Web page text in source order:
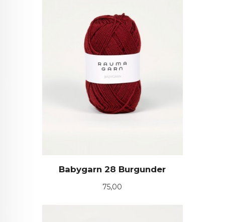
Babygarn 28 Burgunder
Pris
75,00